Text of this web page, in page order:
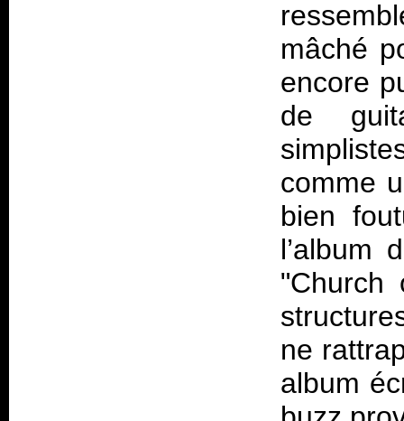
mâché
encore
de
comme
bien
l’album
"Church
ne
album